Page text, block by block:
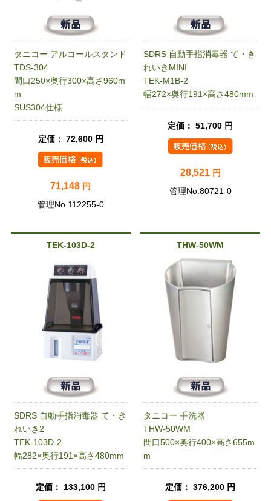
タニコー アルコールスタンド
TDS-304
間口250×奥行300×高さ960m
m
SUS304仕様
定価： 72,600 円
71,148 円
管理No.112255-0
SDRS 自動手指消毒器 て・き
れいきMINI
TEK-M1B-2
幅272×奥行191×高さ480mm
定価： 51,700 円
28,521 円
管理No.80721-0
TEK-103D-2
SDRS 自動手指消毒器 て・き
れいき2
TEK-103D-2
幅282×奥行191×高さ480mm
定価： 133,100 円
THW-50WM
タニコー 手洗器
THW-50WM
間口500×奥行400×高さ655m
m
定価： 376,200 円